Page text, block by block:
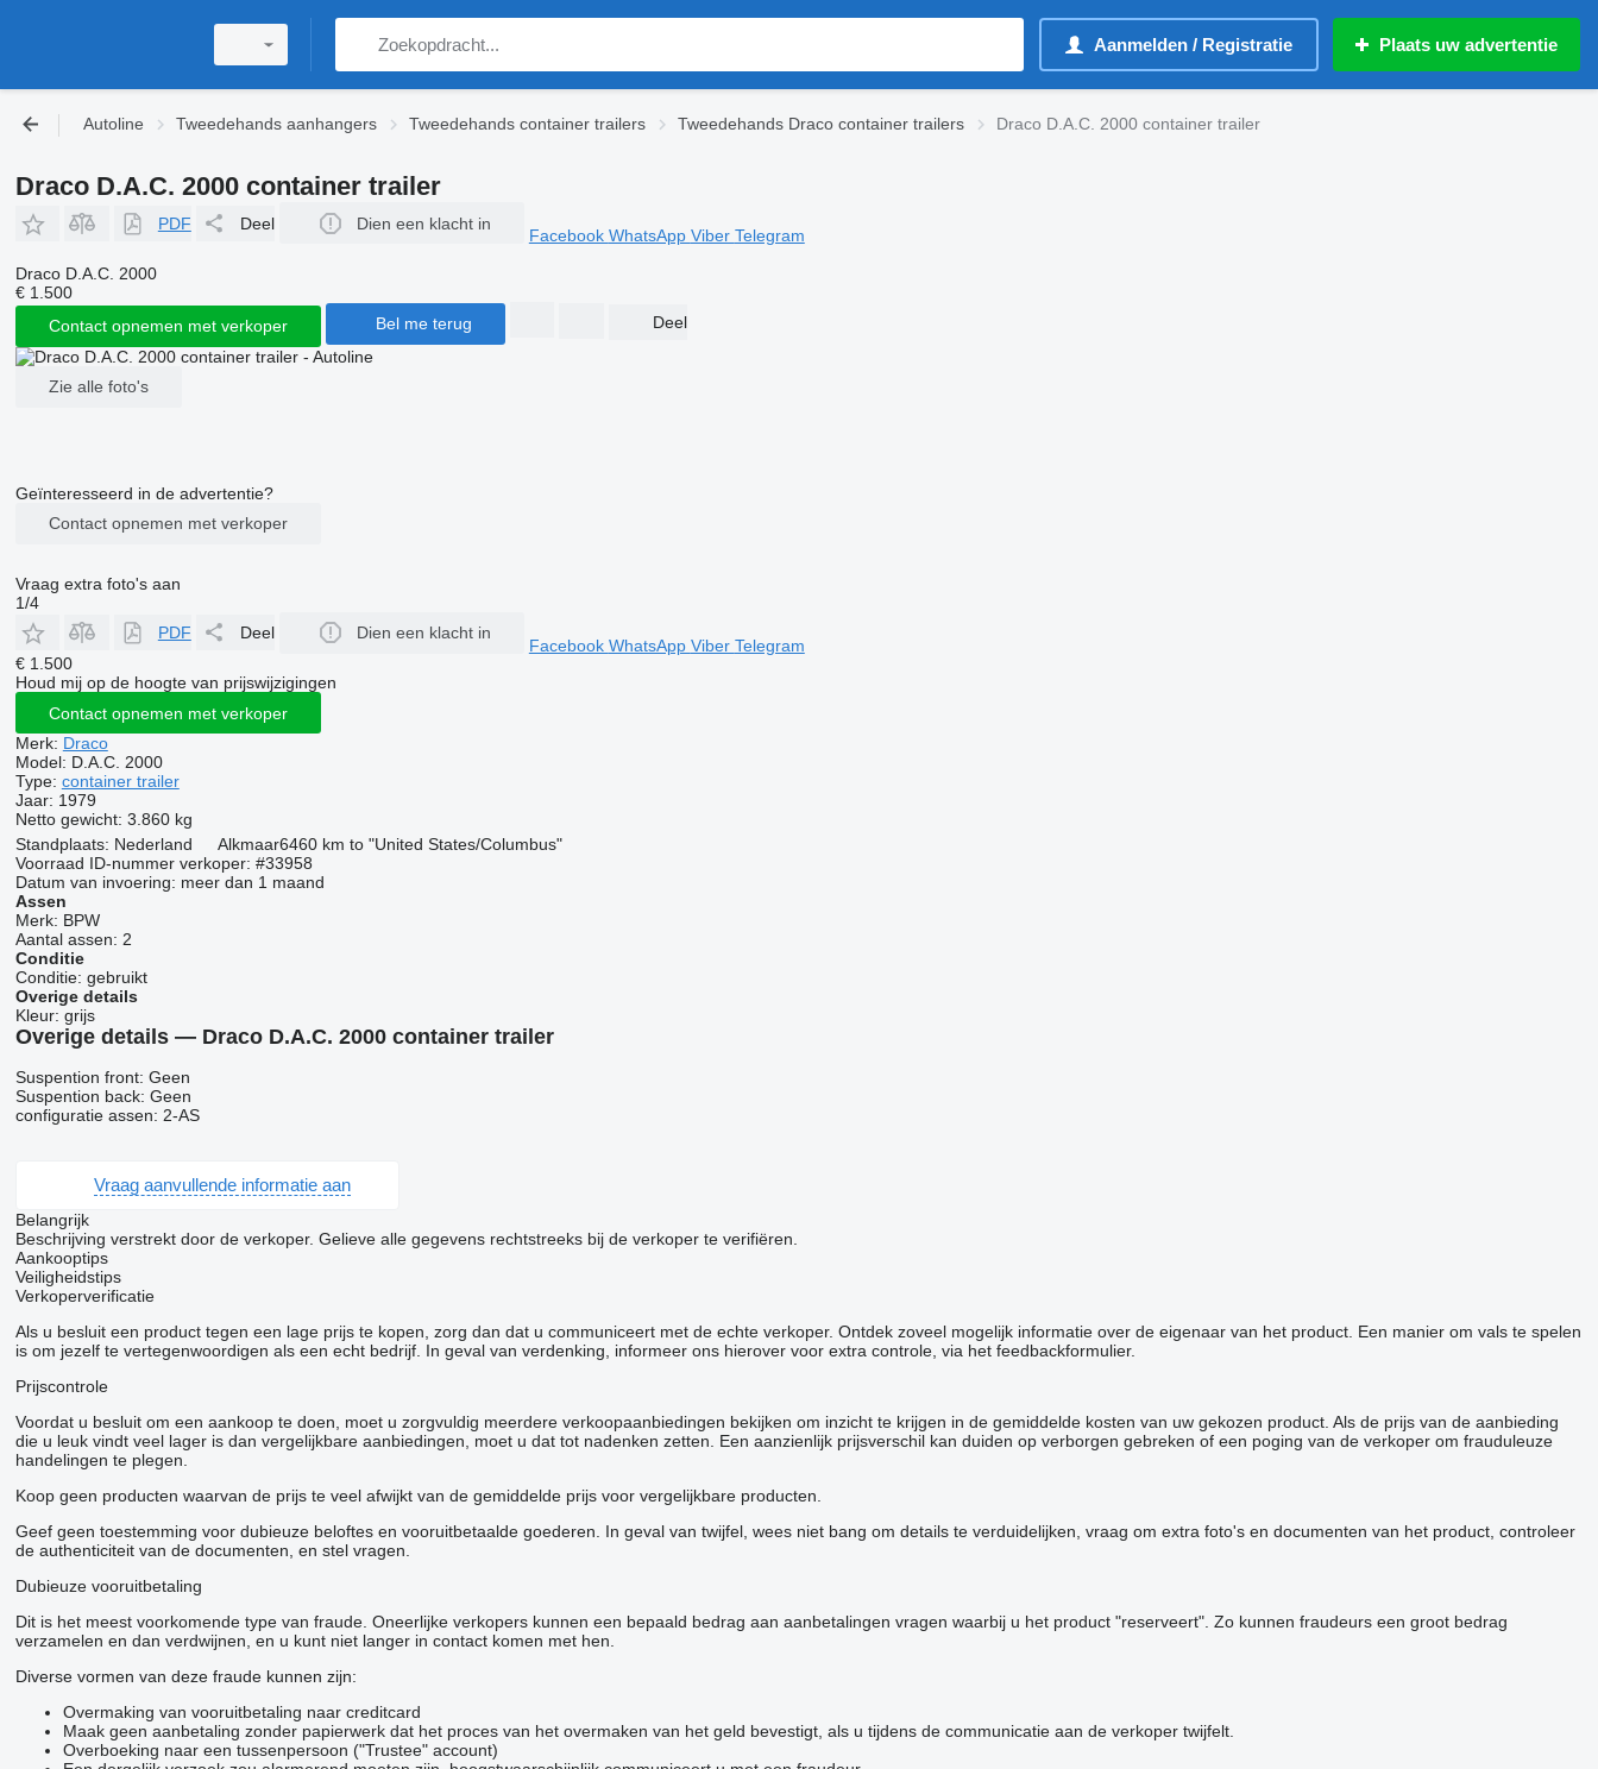
Aanmelden / Registratie Plaats uw advertentie
Autoline Tweedehands aanhangers Tweedehands container trailers Tweedehands Draco container trailers Draco D.A.C. 2000 container trailer
Draco D.A.C. 2000 container trailer
PDF Deel Dien een klacht in
Facebook WhatsApp Viber Telegram
Draco D.A.C. 2000
€ 1.500
Contact opnemen met verkoper
Bel me terug Deel
Zie alle foto's
Geïnteresseerd in de advertentie?
Contact opnemen met verkoper
Vraag extra foto's aan
1/4
PDF
Deel Dien een klacht in
Facebook WhatsApp Viber Telegram
€ 1.500
Houd mij op de hoogte van prijswijzigingen
Contact opnemen met verkoper
Merk: Draco
Model: D.A.C. 2000
Type: container trailer
Jaar: 1979
Netto gewicht: 3.860 kg
Standplaats: Nederland Alkmaar6460 km to "United States/Columbus"
Voorraad ID-nummer verkoper: #33958
Datum van invoering: meer dan 1 maand
Assen
Merk: BPW
Aantal assen: 2
Conditie
Conditie: gebruikt
Overige details
Kleur: grijs
Overige details — Draco D.A.C. 2000 container trailer
Suspention front: Geen
Suspention back: Geen
configuratie assen: 2-AS
Vraag aanvullende informatie aan
Belangrijk
Beschrijving verstrekt door de verkoper. Gelieve alle gegevens rechtstreeks bij de verkoper te verifiëren.
Aankooptips
Veiligheidstips
Verkoperverificatie
Als u besluit een product tegen een lage prijs te kopen, zorg dan dat u communiceert met de echte verkoper. Ontdek zoveel mogelijk informatie over de eigenaar van het product. Een manier om vals te spelen
is om jezelf te vertegenwoordigen als een echt bedrijf. In geval van verdenking, informeer ons hierover voor extra controle, via het feedbackformulier.
Prijscontrole
Voordat u besluit om een ​​aankoop te doen, moet u zorgvuldig meerdere verkoopaanbiedingen bekijken om inzicht te krijgen in de gemiddelde kosten van uw gekozen product. Als de prijs van de aanbieding
die u leuk vindt veel lager is dan vergelijkbare aanbiedingen, moet u dat tot nadenken zetten. Een aanzienlijk prijsverschil kan duiden op verborgen gebreken of een poging van de verkoper om frauduleuze
handelingen te plegen.
Koop geen producten waarvan de prijs te veel afwijkt van de gemiddelde prijs voor vergelijkbare producten.
Geef geen toestemming voor dubieuze beloftes en vooruitbetaalde goederen. In geval van twijfel, wees niet bang om details te verduidelijken, vraag om extra foto's en documenten van het product, controleer
de authenticiteit van de documenten, en stel vragen.
Dubieuze vooruitbetaling
Dit is het meest voorkomende type van fraude. Oneerlijke verkopers kunnen een bepaald bedrag aan aanbetalingen vragen waarbij u het product "reserveert". Zo kunnen fraudeurs een groot bedrag
verzamelen en dan verdwijnen, en u kunt niet langer in contact komen met hen.
Diverse vormen van deze fraude kunnen zijn:
Overmaking van vooruitbetaling naar creditcard
Maak geen aanbetaling zonder papierwerk dat het proces van het overmaken van het geld bevestigt, als u tijdens de communicatie aan de verkoper twijfelt.
Overboeking naar een tussenpersoon ("Trustee" account)